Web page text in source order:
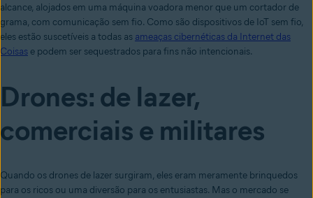
alcance, alojados em uma máquina voadora menor que um cortador de
grama, com comunicação sem fio. Como são dispositivos de IoT sem fio,
eles estão suscetíveis a todas as ameaças cibernéticas da Internet das
Coisas e podem ser sequestrados para fins não intencionais.
Drones: de lazer,
comerciais e militares
Quando os drones de lazer surgiram, eles eram meramente brinquedos
para os ricos ou uma diversão para os entusiastas. Mas o mercado se